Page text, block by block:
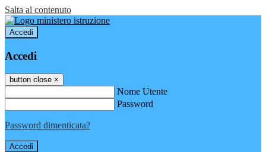
Salta al contenuto
Accedi
Accedi
button close ×
Nome Utente
Password
Password dimenticata?